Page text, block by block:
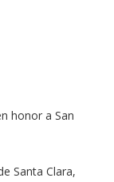
honor a San
Santa Clara,